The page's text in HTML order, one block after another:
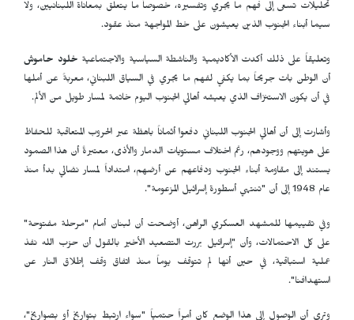
تحليلات تسعى إلى فهم ما يجري وتفسيره، خصوصاً ما يتعلق بمعاناة اللبنانيين، ولا
سيما أبناء الجنوب الذين يعيشون على خط المواجهة منذ عقود.
وتعليقاً على ذلك أكدت الأكاديمية والناشطة السياسية والاجتماعية خلود حاموش
أن الوطن بات جريحاً بما يكفي لفهم ما يجري في السياق اللبناني، معربةً عن أملها
في أن يكون الاستنزاف الذي يعيشه أهالي الجنوب اليوم خاتمة لمسار طويل من الألم.
وأشارت إلى أن أهالي الجنوب اللبناني دفعوا أثماناً باهظة عبر الحروب المتعاقبة للحفاظ
على هويتهم ووجودهم، رغم اختلاف مستويات الدمار والأذى، معتبرةً أن هذا الصمود
يستند إلى مقاومة أبناء الجنوب ودفاعهم عن أرضهم، امتداداً لمسار نضالي بدأ منذ
عام 1948 إلى أن "تنتهي أسطورة إسرائيل المزعومة".
وفي تقييمها للمشهد العسكري الراهن، أوضحت أن لبنان أمام "مرحلة مفتوحة"
على كل الاحتمالات، وأن "إسرائيل بررت التصعيد الأخير بالقول أن حزب الله نفذ
عملية استباقية، في حين أنها لم تتوقف يوماً منذ اتفاق وقف إطلاق النار عن
استهدافنا".
وترى أن الوصول إلى هذا الوضع كان أمراً حتمياً "سواء ارتبط بتواريخ أو بصواريخ"،